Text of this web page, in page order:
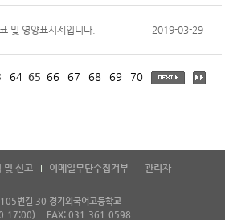
및 영양표시제입니다. 2019-03-29
64 65 66 67 68 69 70
및 신고 이메일무단수집거부 관리자
번길 30 경기외국어고등학교
17:00)
FAX: 031-361-0598